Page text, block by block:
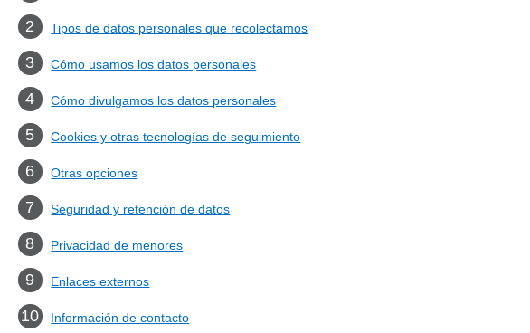
Tipos de datos personales que recolectamos
Cómo usamos los datos personales
Cómo divulgamos los datos personales
Cookies y otras tecnologías de seguimiento
Otras opciones
Seguridad y retención de datos
Privacidad de menores
Enlaces externos
Información de contacto